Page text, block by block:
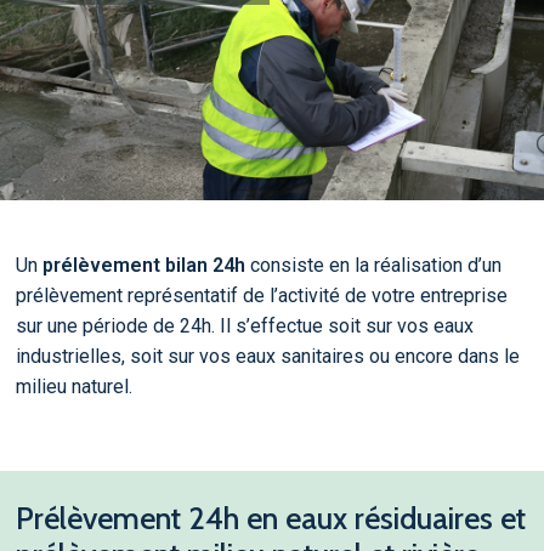
Un prélèvement bilan 24h consiste en la réalisation d’un
prélèvement représentatif de l’activité de votre entreprise
sur une période de 24h. Il s’effectue soit sur vos eaux
industrielles, soit sur vos eaux sanitaires ou encore dans le
milieu naturel.
Prélèvement 24h en eaux résiduaires et